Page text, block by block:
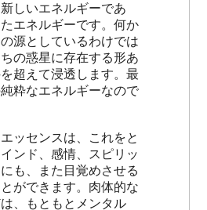
しいエネルギーであ
エネルギーです。何か
源としているわけでは
の惑星に存在する形あ
超えて浸透します。最
粋なエネルギーなので
ッセンスは、これをと
ンド、感情、スピリッ
も、また目覚めさせる
ができます。肉体的な
、もともとメンタル